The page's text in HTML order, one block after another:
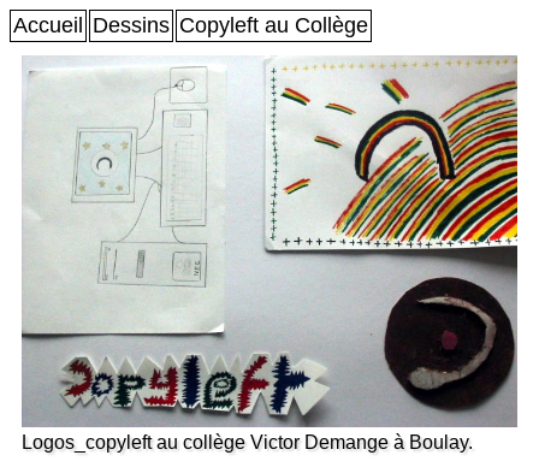
Accueil Dessins Copyleft au Collège
Logos_copyleft au collège Victor Demange à Boulay.